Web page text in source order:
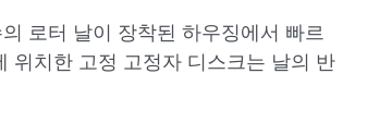
로터 날이 장착된 하우징에서 빠르
위치한 고정 고정자 디스크는 날의 반